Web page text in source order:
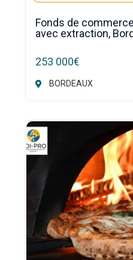
Fonds de
avec extraction,
253 000€
BORDEAUX